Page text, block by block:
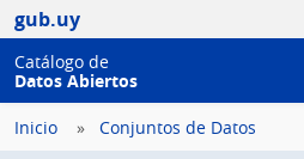
gub.uy
Catálogo de
Datos Abiertos
Inicio Conjuntos de Datos